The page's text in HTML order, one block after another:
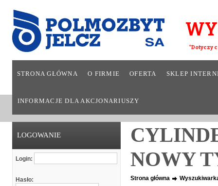
*Dotyczy
STRONA GŁÓWNA O FIRMIE OFERTA SKLEP
INFORMACJE DLA AKCJONARIUSZY
LOGOWANIE
Login:
Hasło:
NOWY
Strona główna